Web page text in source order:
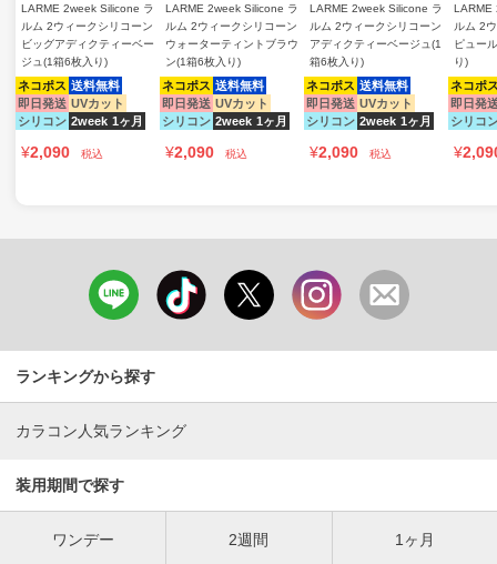
LARME 2week Silicone ラ
ルム 2ウィークシリコーン
ビッグアディクティーベー
ジュ(1箱6枚入り)
ネコポス 送料無料
即日発送 UVカット
シリコン 2week 1ヶ月
¥2,090 税込
LARME 2week Silicone ラ
ルム 2ウィークシリコーン
ウォーターティントブラウ
ン(1箱6枚入り)
ネコポス 送料無料
即日発送 UVカット
シリコン 2week 1ヶ月
¥2,090 税込
LARME 2week Silicone ラ
ルム 2ウィークシリコーン
アディクティーベージュ(1
箱6枚入り)
ネコポス 送料無料
即日発送 UVカット
シリコン 2week 1ヶ月
¥2,090 税込
LARME
ルム 2
ピュー
り)
ネコポ
即日発
シリコ
¥
ランキングから探す
カラコン人気ランキング
装用期間で探す
ワンデー 2週間 1ヶ月